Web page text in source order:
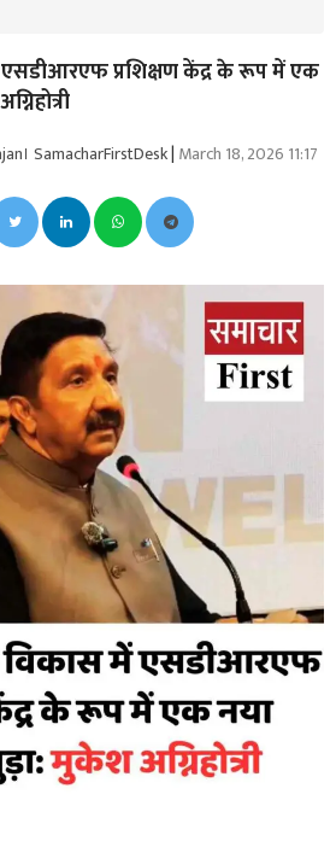
प्रशिक्षण केंद्र के रूप में एक
SamacharFirstDesk| March 18, 2026 11:17